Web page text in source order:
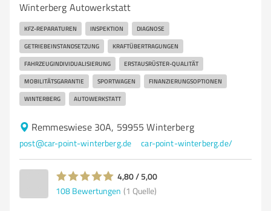
Winterberg Autowerkstatt
KFZ-REPARATUREN INSPEKTION DIAGNOSE
GETRIEBEINSTANDSETZUNG KRAFTÜBERTRAGUNGEN
FAHRZEUGINDIVIDUALISIERUNG ERSTAUSRÜSTER-QUALITÄT
MOBILITÄTSGARANTIE SPORTWAGEN FINANZIERUNGSOPTIONEN
WINTERBERG AUTOWERKSTATT
Remmeswiese 30A, 59955 Winterberg
post@car-point-winterberg.de car-point-winterberg.de/
4,80 / 5,00
108 Bewertungen (1 Quelle)